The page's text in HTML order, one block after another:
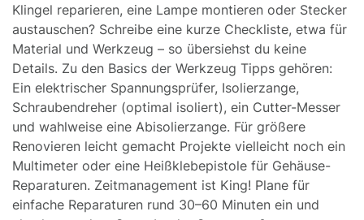
Klingel reparieren, eine Lampe montieren oder Stecker
austauschen? Schreibe eine kurze Checkliste, etwa für
Material und Werkzeug – so übersiehst du keine
Details. Zu den Basics der Werkzeug Tipps gehören:
Ein elektrischer Spannungsprüfer, Isolierzange,
Schraubendreher (optimal isoliert), ein Cutter-Messer
und wahlweise eine Abisolierzange. Für größere
Renovieren leicht gemacht Projekte vielleicht noch ein
Multimeter oder eine Heißklebepistole für Gehäuse-
Reparaturen. Zeitmanagement ist King! Plane für
einfache Reparaturen rund 30–60 Minuten ein und